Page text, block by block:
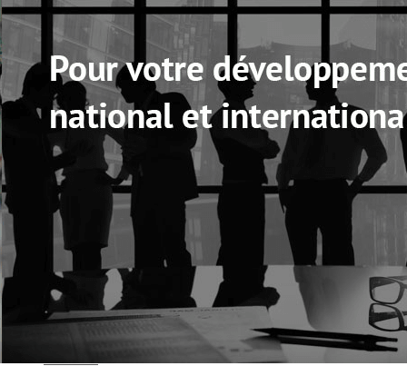
Exporter les lignes sélectionnées
Exporter toutes les colonnes
Exporter uniquement les colonnes affichées
Menu
S'informer
Relancer votre activité grâce au Conseil
Trouver un.e professionnel.le du conseil
Diffuser une mission
Ajoutez un logo, un bouton, des réseaux sociaux
Cliquez pour éditer